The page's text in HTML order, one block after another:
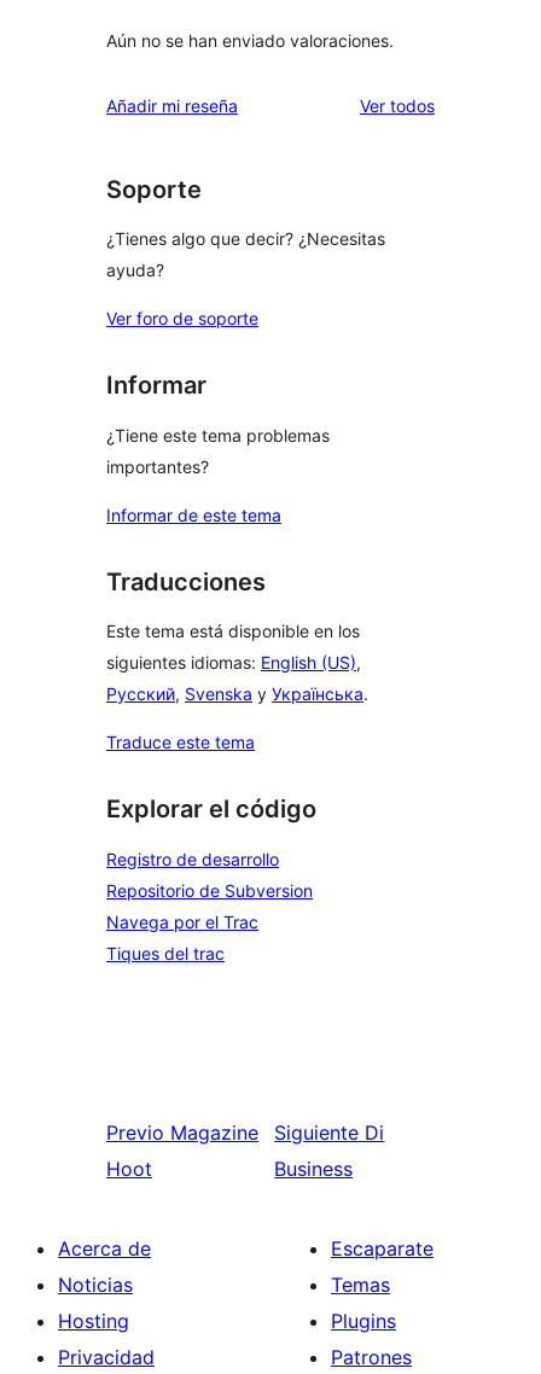
Aún no se han enviado valoraciones.
Añadir mi reseña Ver todoslos
Soporte
¿Tienes algo que decir? ¿Necesitas
ayuda?
Ver foro de soporte
Informar
¿Tiene este tema problemas
importantes?
Informar de este tema
Traducciones
Este tema está disponible en los
siguientes idiomas: English (US),
Русский, Svenska y Українська.
Traduce este tema
Explorar el código
Registro de desarrollo
Repositorio de Subversion
Navega por el Trac
Tiques del trac
Previo Magazine
Hoot
Siguiente Di
Business
Acerca de
Noticias
Hosting
Privacidad
Escaparate
Temas
Plugins
Patrones